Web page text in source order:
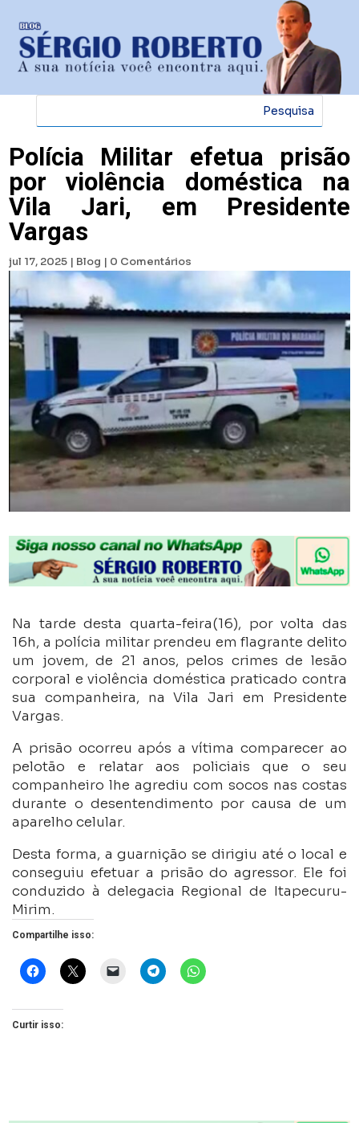
Polícia Militar efetua prisão
por violência doméstica na
Vila Jari, em Presidente
Vargas
jul 17, 2025 | Blog | 0 Comentários
Na tarde desta quarta-feira(16), por volta das
16h, a polícia militar prendeu em flagrante delito
um jovem, de 21 anos, pelos crimes de lesão
corporal e violência doméstica praticado contra
sua companheira, na Vila Jari em Presidente
Vargas.
A prisão ocorreu após a vítima comparecer ao
pelotão e relatar aos policiais que o seu
companheiro lhe agrediu com socos nas costas
durante o desentendimento por causa de um
aparelho celular.
Desta forma, a guarnição se dirigiu até o local e
conseguiu efetuar a prisão do agressor. Ele foi
conduzido à delegacia Regional de Itapecuru-
Mirim.
Compartilhe isso:
Curtir isso: